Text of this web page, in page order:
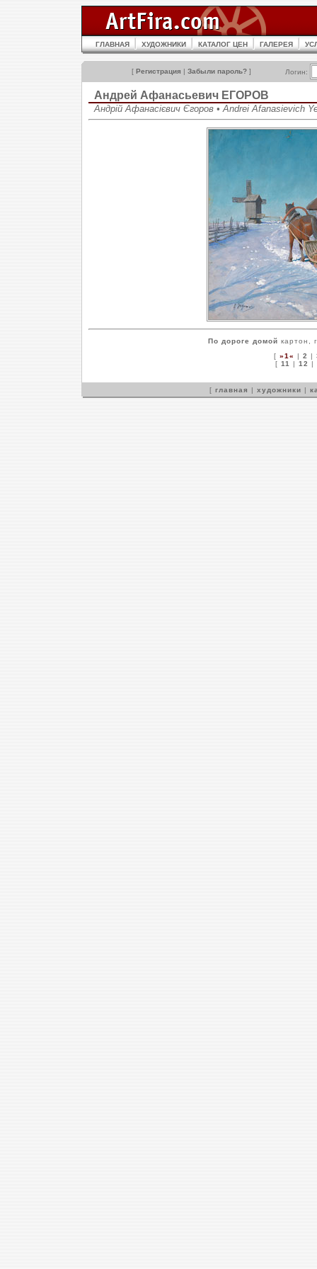
ГЛАВНАЯ ХУДОЖНИКИ КАТАЛОГ ЦЕН ГАЛЕРЕЯ
[ Регистрация | Забыли пароль? ] Логин:
Андрей Афанасьевич ЕГОРОВ
Андрій Афанасієвич Єгоров • Andrei Afanasievich
По дороге домой картон,
[ »1« | 2 |
[ 11 | 12 |
[ главная | художники |